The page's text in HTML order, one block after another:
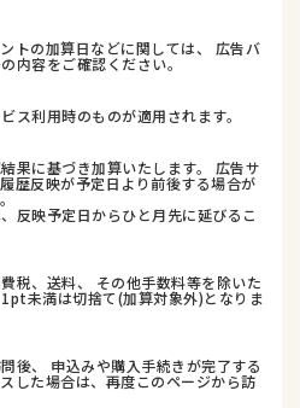
トの加算日などに関しては、 広告バ
容をご確認ください。
ス利用時のものが適用されます。
果に基づき加算いたします。 広告サ
歴反映が予定日より前後する場合が
反映予定日からひと月先に延びるこ
税、送料、 その他手数料等を除いた
未満は切捨て(加算対象外)となりま
後、 申込みや購入手続きが完了する
した場合は、再度このページから訪